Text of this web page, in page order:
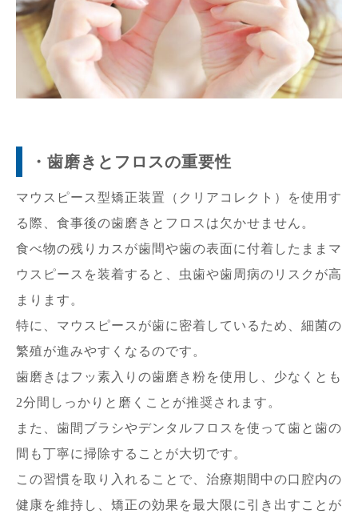
・歯磨きとフロスの重要性
マウスピース型矯正装置（クリアコレクト）を使用す
る際、食事後の歯磨きとフロスは欠かせません。
食べ物の残りカスが歯間や歯の表面に付着したままマ
ウスピースを装着すると、虫歯や歯周病のリスクが高
まります。
特に、マウスピースが歯に密着しているため、細菌の
繁殖が進みやすくなるのです。
歯磨きはフッ素入りの歯磨き粉を使用し、少なくとも
2分間しっかりと磨くことが推奨されます。
また、歯間ブラシやデンタルフロスを使って歯と歯の
間も丁寧に掃除することが大切です。
この習慣を取り入れることで、治療期間中の口腔内の
健康を維持し、矯正の効果を最大限に引き出すことが